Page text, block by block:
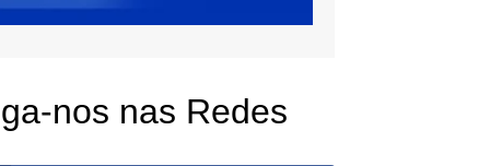
nos nas Redes